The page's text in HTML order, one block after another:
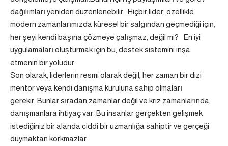
dağılımları yeniden düzenlenebilir. Hiçbir lider, özellikle
modern zamanlarımızda küresel bir salgından geçmediği için,
her şeyi kendi başına çözmeye çalışmaz, değil mi? En iyi
uygulamaları oluşturmak için bu, destek sistemini inşa
etmenin bir yoludur.
Son olarak, liderlerin resmi olarak değil, her zaman bir dizi
mentor veya kendi danışma kuruluna sahip olmaları
gerekir. Bunlar sıradan zamanlar değil ve kriz zamanlarında
danışmanlara ihtiyaç var. Bu insanlar gerçekten gelişmek
istediğiniz bir alanda ciddi bir uzmanlığa sahiptir ve gerçeği
duymaktan korkmazlar.